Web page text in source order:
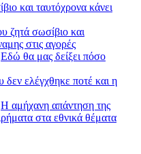
και ταυτόχρονα κάνει
ζητά σωσίβιο και
στις αγορές
Εδώ θα μας δείξει πόσο
δεν ελέγχθηκε ποτέ και η
Η αμήχανη απάντηση της
στα εθνικά θέματα